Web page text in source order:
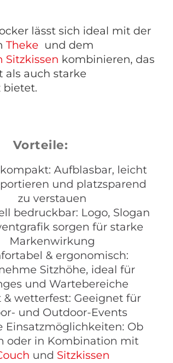
lässt sich ideal mit der
Theke und dem
Sitzkissen kombinieren, das
als auch starke
bietet.
Vorteile:
Aufblasbar, leicht
und platzsparend
zu verstauen
bedruckbar: Logo, Slogan
sorgen für starke
Markenwirkung
& ergonomisch:
Sitzhöhe, ideal für
und Wartebereiche
& wetterfest: Geeignet für
und Outdoor-Events
Einsatzmöglichkeiten: Ob
oder in Kombination mit
und Sitzkissen